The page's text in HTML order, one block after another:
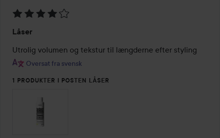
4
ud
af
Låser
Utrolig volumen og tekstur til længderne efter styling
Oversat fra svensk
1 PRODUKTER I POSTEN LÅSER